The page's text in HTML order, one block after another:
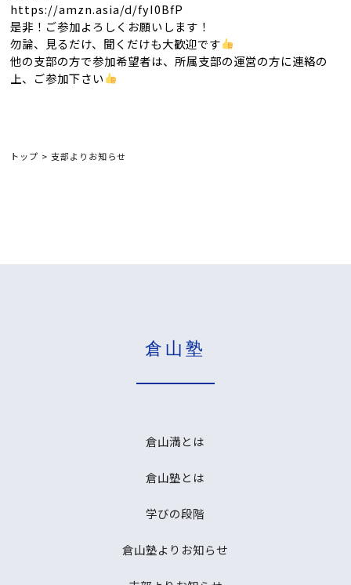
https://amzn.asia/d/fyI0BfP
是非！ご参加よろしくお願いします！
勿論、見るだけ、聞くだけも大歓迎です
他の支部の方で参加希望者は、所属支部の運営の方に連絡の
上、ご参加下さい
トップ >支部よりお知らせ
倉山塾
倉山満とは
倉山塾とは
学びの段階
倉山塾よりお知らせ